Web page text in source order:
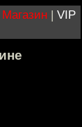
Магазин | VIP